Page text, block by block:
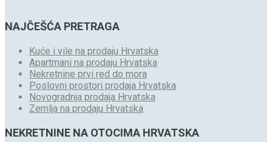
NAJČEŠĆA PRETRAGA
Kuće i vile na prodaju Hrvatska
Apartmani na prodaju Hrvatska
Nekretnine prvi red do mora
Poslovni prostori prodaja Hrvatska
Novogradnja prodaja Hrvatska
Zemlja na prodaju Hrvatska
NEKRETNINE NA OTOCIMA HRVATSKA